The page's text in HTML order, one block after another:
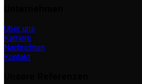
Über uns
Karriere
Nachrichten
Kontakt